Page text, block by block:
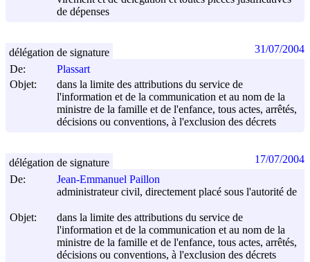
de dépenses
De:
Plassart
Objet:
dans la limite des attributions du service de
l'information et de la communication et au nom de la
ministre de la famille et de l'enfance, tous actes, arrêtés,
décisions ou conventions, à l'exclusion des décrets
délégation de signature 31/07/2004
De:
Jean-Emmanuel Paillon
administrateur civil, directement placé sous l'autorité de
Objet:
dans la limite des attributions du service de
l'information et de la communication et au nom de la
ministre de la famille et de l'enfance, tous actes, arrêtés,
décisions ou conventions, à l'exclusion des décrets
délégation de signature 17/07/2004